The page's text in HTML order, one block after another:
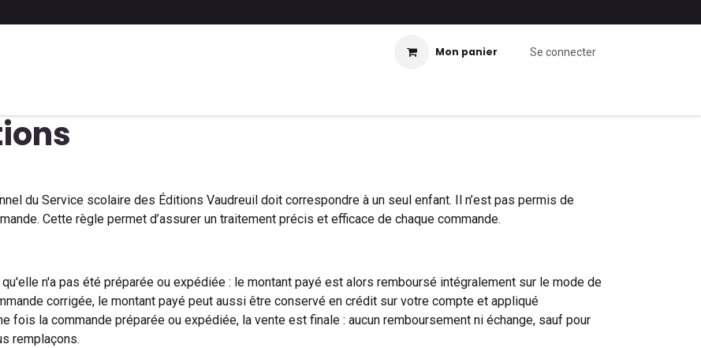
Mon panier Se connecter
du Service scolaire des Éditions Vaudreuil doit correspondre à un seul enfant. Il n’est pas permis de
Cette règle permet d’assurer un traitement précis et efficace de chaque commande.
n'a pas été préparée ou expédiée : le montant payé est alors remboursé intégralement sur le mode de
corrigée, le montant payé peut aussi être conservé en crédit sur votre compte et appliqué
fois la commande préparée ou expédiée, la vente est finale : aucun remboursement ni échange, sauf pour
remplaçons.